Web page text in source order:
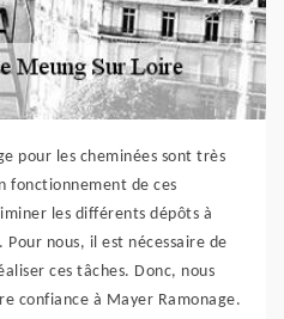
pour les cheminées sont très
fonctionnement de ces
les différents dépôts à
nous, il est nécessaire de
ces tâches. Donc, nous
confiance à Mayer Ramonage.